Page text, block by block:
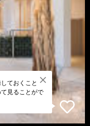
ておくこと
見ることがで